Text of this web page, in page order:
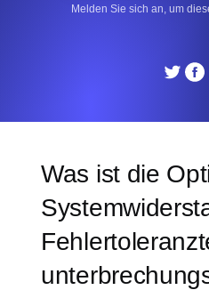
Melden Sie sich an, um
Was ist die